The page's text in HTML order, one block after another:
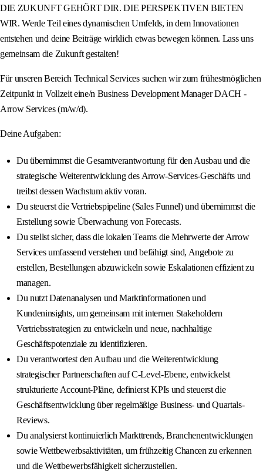
DIE ZUKUNFT GEHÖRT DIR. DIE PERSPEKTIVEN BIETEN
WIR. Werde Teil eines dynamischen Umfelds, in dem Innovationen
entstehen und deine Beiträge wirklich etwas bewegen können. Lass uns
gemeinsam die Zukunft gestalten!
Für unseren Bereich Technical Services suchen wir zum frühestmöglichen
Zeitpunkt in Vollzeit eine/n Business Development Manager DACH -
Arrow Services (m/w/d).
Deine Aufgaben:
Du übernimmst die Gesamtverantwortung für den Ausbau und die
strategische Weiterentwicklung des Arrow-Services-Geschäfts und
treibst dessen Wachstum aktiv voran.
Du steuerst die Vertriebspipeline (Sales Funnel) und übernimmst die
Erstellung sowie Überwachung von Forecasts.
Du stellst sicher, dass die lokalen Teams die Mehrwerte der Arrow
Services umfassend verstehen und befähigt sind, Angebote zu
erstellen, Bestellungen abzuwickeln sowie Eskalationen effizient zu
managen.
Du nutzt Datenanalysen und Marktinformationen und
Kundeninsights, um gemeinsam mit internen Stakeholdern
Vertriebsstrategien zu entwickeln und neue, nachhaltige
Geschäftspotenziale zu identifizieren.
Du verantwortest den Aufbau und die Weiterentwicklung
strategischer Partnerschaften auf C-Level-Ebene, entwickelst
strukturierte Account-Pläne, definierst KPIs und steuerst die
Geschäftsentwicklung über regelmäßige Business- und Quartals-
Reviews.
Du analysierst kontinuierlich Markttrends, Branchenentwicklungen
sowie Wettbewerbsaktivitäten, um frühzeitig Chancen zu erkennen
und die Wettbewerbsfähigkeit sicherzustellen.